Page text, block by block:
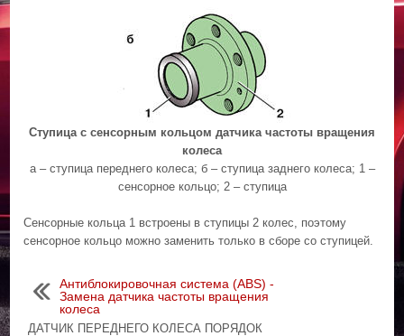
Ступица с сенсорным кольцом датчика частоты вращения
колеса
а – ступица переднего колеса; б – ступица заднего колеса; 1 –
сенсорное кольцо; 2 – ступица
Сенсорные кольца 1 встроены в ступицы 2 колес, поэтому
сенсорное кольцо можно заменить только в сборе со ступицей.
Антиблокировочная система (ABS) -
Замена датчика частоты вращения
колеса
ДАТЧИК ПЕРЕДНЕГО КОЛЕСА ПОРЯДОК